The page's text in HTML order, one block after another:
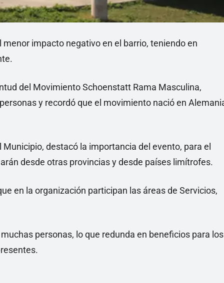
impacto negativo en el barrio, teniendo en
del Movimiento Schoenstatt Rama Masculina,
y recordó que el movimiento nació en
destacó la importancia del evento, para el
desde otras provincias y desde países limítrofes.
en la organización participan las áreas de Servicios,
personas, lo que redunda en beneficios para los